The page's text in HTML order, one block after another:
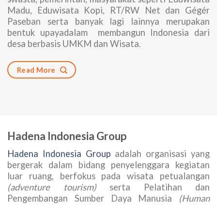
Madu, Eduwisata Kopi, RT/RW Net dan Gégér
Paseban serta banyak lagi lainnya merupakan
bentuk upayadalam membangun Indonesia dari
desa berbasis UMKM dan Wisata.
Read More
Hadena Indonesia Group
Hadena Indonesia Group adalah organisasi yang
bergerak dalam bidang penyelenggara kegiatan
luar ruang, berfokus pada wisata petualangan
(adventure tourism)serta Pelatihan dan
Pengembangan Sumber Daya Manusia (Human